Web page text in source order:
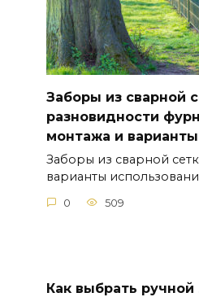
Заборы из сварной
разновидности
монтажа и
Заборы из сварной
варианты
0 509
Как выбрать ручной